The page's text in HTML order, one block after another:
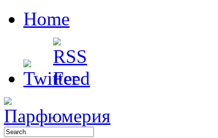
Home